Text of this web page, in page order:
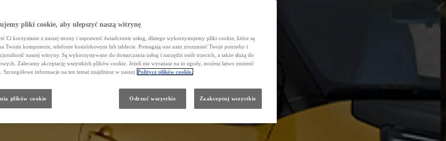
pliki cookie, aby ulepszyć naszą witrynę
Ci korzystanie z naszej strony i usprawnić świadczenie usług, dlatego wykorzystujemy pliki cookie, które są
Twoim komputerze, telefonie komórkowym lub tablecie. Pomagają one nam zrozumieć Twoje potrzeby i
naszej witryny. Są wykorzystywane do dostarczania usług i narzędzi osób trzecich, a także służą do
Zalecamy akceptację wszystkich plików cookie. Jeżeli nie wyrażasz na to zgody, możesz łatwo zmienić
Szczegółowe informacje na ten temat znajdziesz w naszej Polityce plików cookie.
plików cookie Odrzuć wszystkie Zaakceptuj wszystkie